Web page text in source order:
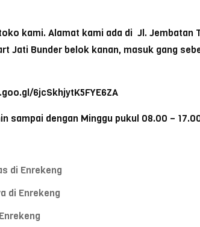
kami. Alamat kami ada di Jl. Jembatan
Jati Bunder belok kanan, masuk gang
6jcSkhjytK5FYE6ZA
sampai dengan Minggu pukul 08.00 –
di Enrekeng
di Enrekeng